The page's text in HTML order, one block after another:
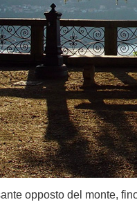
opposto del monte,